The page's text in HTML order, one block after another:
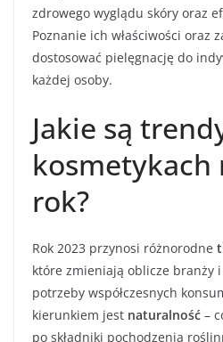
zdrowego wyglądu skóry oraz
Poznanie ich właściwości oraz
dostosować pielęgnację do
każdej osoby.
Jakie są
kosmetykach
rok?
Rok 2023 przynosi różnorodne
które zmieniają oblicze branży
potrzeby współczesnych
kierunkiem jest naturalność –
po składniki pochodzenia